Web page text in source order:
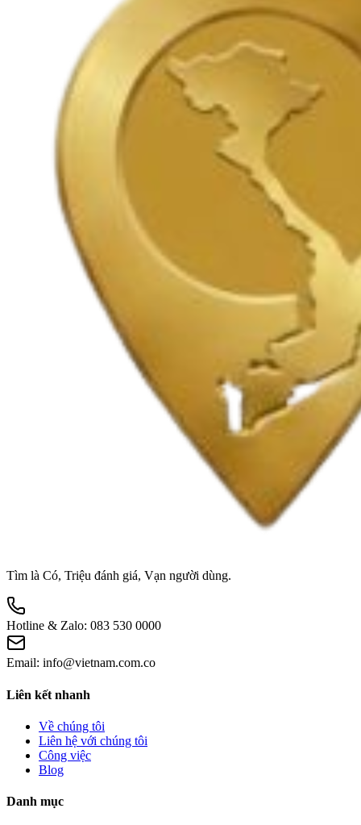
Tìm là Có, Triệu đánh giá, Vạn người dùng.
Hotline & Zalo: 083 530 0000
Email: info@vietnam.com.co
Liên kết nhanh
Về chúng tôi
Liên hệ với chúng tôi
Công việc
Blog
Danh mục